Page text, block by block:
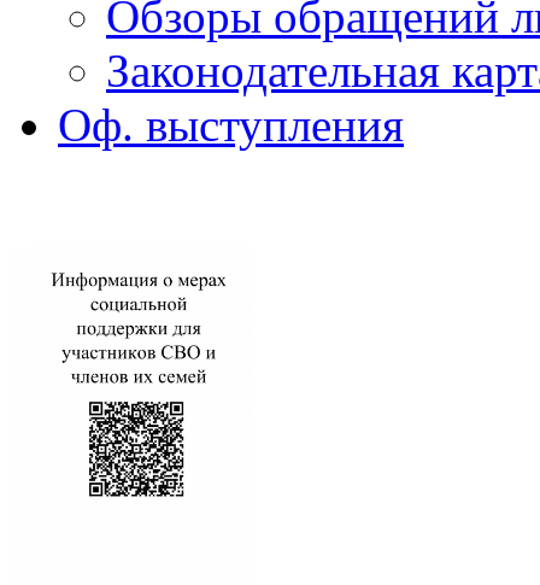
Обзоры обращений
Законодательная
Оф. выступления